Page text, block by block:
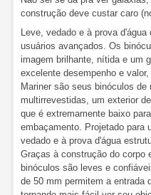
construção deve custar caro
Leve, vedado e à prova
usuários avançados. Os
imagem brilhante, nítida e um
excelente desempenho e
Mariner são seus binóculos
multirrevestidas, um exterior
que é extremamente baixo
embaçamento. Projetado para
vedado e à prova d'água
Graças à construção do corpo
binóculos são leves e
de 50 mm permitem a entrada